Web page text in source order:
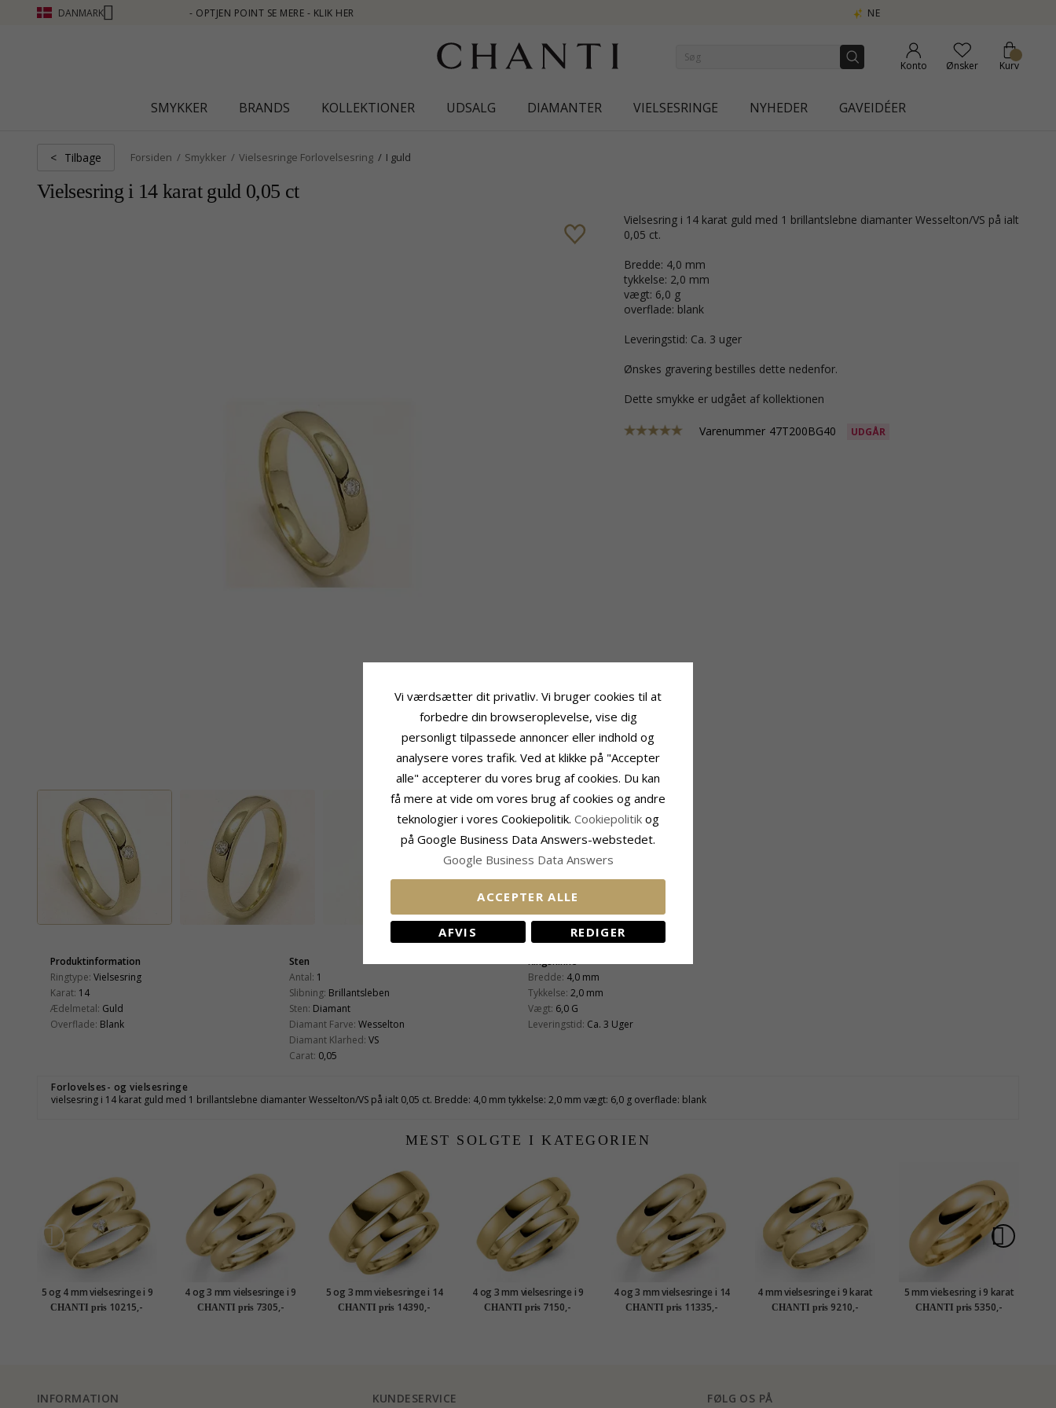
DANMARK
SE MERE - KLIK HER
Konto Ønsker Kurv
SMYKKER BRANDS KOLLEKTIONER UDSALG DIAMANTER VIELSESRINGE NYHEDER GAVEIDÉER
< Tilbage Forsiden Smykker Vielsesringe Forlovelsesring I guld
Vielsesring i 14 karat guld 0,05 ct
vielsesring i 14 karat guld med 1 brillantslebne diamanter Wesselton/VS på ialt
0,05 ct.
Bredde: 4,0 mm
tykkelse: 2,0 mm
vægt: 6,0 g
overflade: blank
Leveringstid: Ca. 3 uger
Ønskes gravering bestilles dette nedenfor.
Dette smykke er udgået af kollektionen
Varenummer 47T200BG40 UDGÅR
Produktinformation
Ringtype: Vielsesring
Karat: 14
Ædelmetal: Guld
Overflade: Blank
Sten
Antal: 1
Slibning: Brillantsleben
Sten: Diamant
Diamant Farve: Wesselton
Diamant Klarhed: VS
Carat: 0,05
Ringskinne
Bredde: 4,0 mm
Tykkelse: 2,0 mm
Vægt: 6,0 G
Leveringstid: Ca. 3 Uger
Forlovelses- og vielsesringe
vielsesring i 14 karat guld med 1 brillantslebne diamanter Wesselton/VS på ialt 0,05 ct. Bredde: 4,0 mm tykkelse: 2,0 mm vægt: 6,0 g overflade: blank
MEST SOLGTE I KATEGORIEN
5 og 4 mm vielsesringe i 9
karat guld 0,03 ct - sæt
CHANTI pris 10215,-
4 og 3 mm vielsesringe i 9
karat guld - sæt
CHANTI pris 7305,-
5 og 3 mm vielsesringe i 14
karat guld - sæt
CHANTI pris 14390,-
4 og 3 mm vielsesringe i 9
karat guld - sæt
CHANTI pris 7150,-
4 og 3 mm vielsesringe i 14
karat guld - sæt
CHANTI pris 11335,-
4 mm vielsesringe i 9 karat
guld 0,03 ct - sæt
CHANTI pris 9210,-
5 mm vielsesring i 9 karat
guld
CHANTI pris 5350,-
INFORMATION KUNDESERVICE FØLG OS PÅ
Vi værdsætter dit privatliv. Vi bruger cookies til at
forbedre din browseroplevelse, vise dig
personligt tilpassede annoncer eller indhold og
analysere vores trafik. Ved at klikke på "Accepter
alle" accepterer du vores brug af cookies. Du kan
få mere at vide om vores brug af cookies og andre
teknologier i vores Cookiepolitik. Cookiepolitik og
på Google Business Data Answers-webstedet.
Google Business Data Answers
ACCEPTER ALLE
AFVIS REDIGER